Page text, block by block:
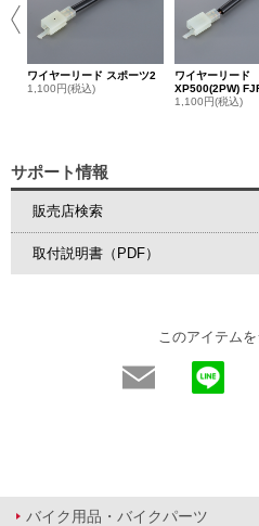
ワイヤーリード スポーツ2
1,100円(税込)
ワイヤーリード
XP500(2PW)
1,100円(税込)
サポート情報
販売店検索
取付説明書（PDF）
このアイテム
バイク用品・バイクパーツ